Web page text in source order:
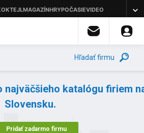
Hľadať firmu
najväčšieho katalógu firiem
Slovensku.
Pridať zadarmo firmu